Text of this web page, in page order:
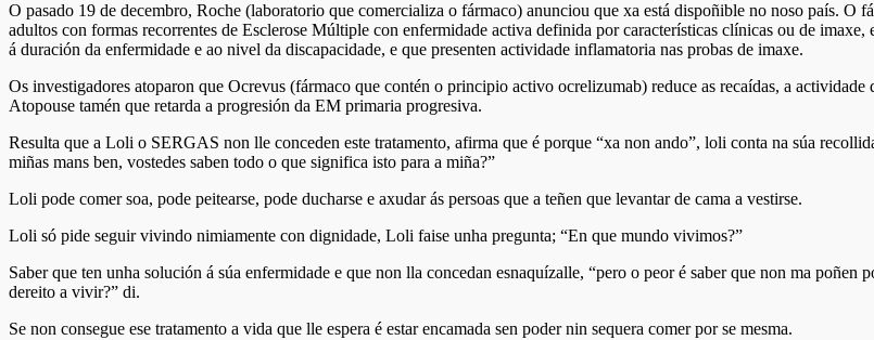
O pasado 19 de decembro, Roche (laboratorio que comercializa o fármaco) anunciou que xa está dispoñible no noso país. O
adultos con formas recorrentes de Esclerose Múltiple con enfermidade activa definida por características clínicas ou de
á duración da enfermidade e ao nivel da discapacidade, e que presenten actividade inflamatoria nas probas de imaxe.
Os investigadores atoparon que Ocrevus (fármaco que contén o principio activo ocrelizumab) reduce as recaídas, a
Atopouse tamén que retarda a progresión da EM primaria progresiva.
Resulta que a Loli o SERGAS non lle conceden este tratamento, afirma que é porque “xa non ando”, loli conta na súa
miñas mans ben, vostedes saben todo o que significa isto para a miña?”
Loli pode comer soa, pode peitearse, pode ducharse e axudar ás persoas que a teñen que levantar de cama a vestirse.
Loli só pide seguir vivindo nimiamente con dignidade, Loli faise unha pregunta; “En que mundo vivimos?”
Saber que ten unha solución á súa enfermidade e que non lla concedan esnaquízalle, “pero o peor é saber que non ma
dereito a vivir?” di.
Se non consegue ese tratamento a vida que lle espera é estar encamada sen poder nin sequera comer por se mesma.